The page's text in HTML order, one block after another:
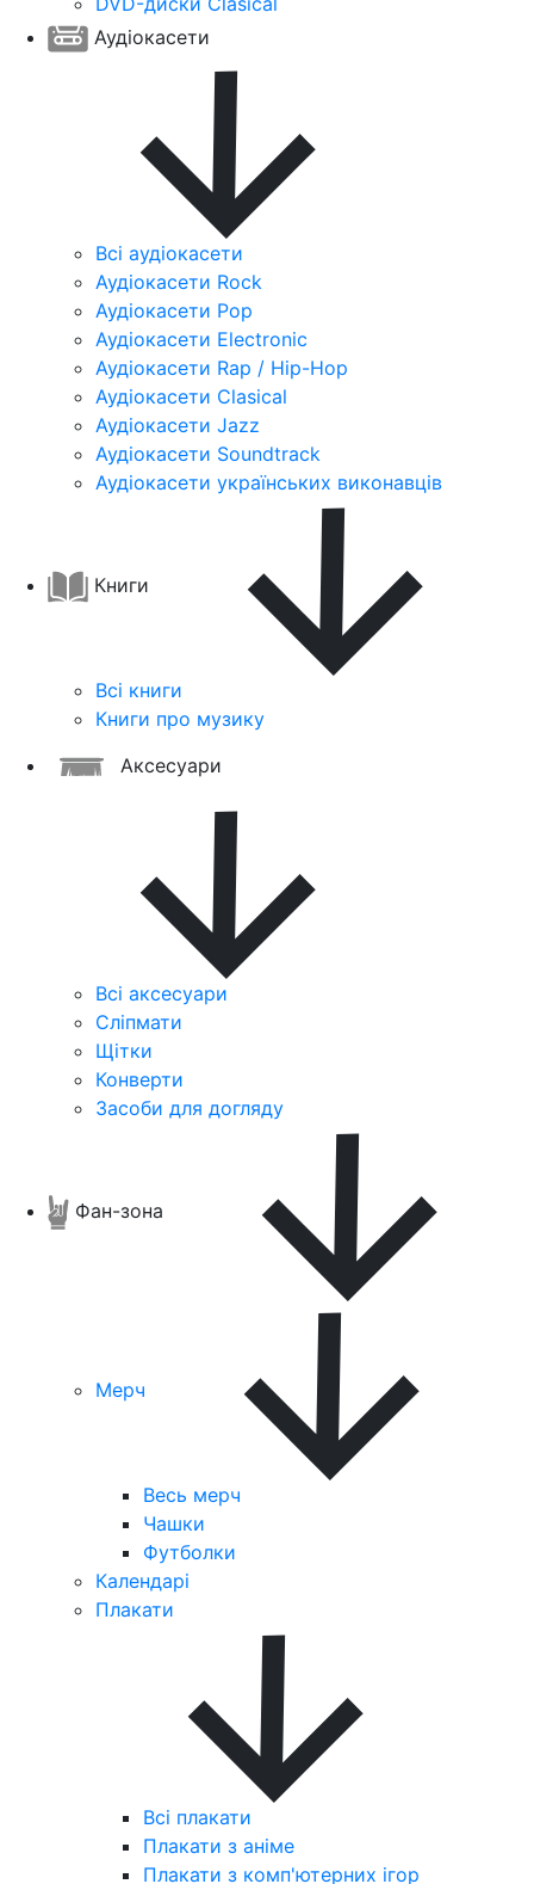
Аудіокасети
Всі аудіокасети
Аудіокасети Rock
Аудіокасети Pop
Аудіокасети Electronic
Аудіокасети Rap / Hip-Hop
Аудіокасети Clasical
Аудіокасети Jazz
Аудіокасети Soundtrack
Аудіокасети українських виконавців
Книги
Всі книги
Книги про музику
Аксесуари
Всі аксесуари
Сліпмати
Щітки
Конверти
Засоби для догляду
Фан-зона
Мерч
Весь мерч
Чашки
Футболки
Календарі
Плакати
Всі плакати
Плакати з аніме
Плакати з комп'ютерних ігор